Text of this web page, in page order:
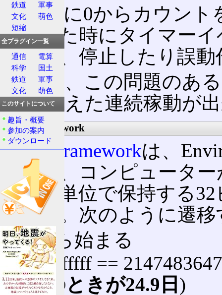
起動後に0からカウン
が過ぎた時にタイマー
テムは、停止したり誤
従って、この問題のあ
間)を超えた連続稼動が
.NET Framework
.NET Frameworkは、
という、コンピュータ
ミリ秒単位で保持する
ている。次のように遷移
0 から始まる
0x7fffffff ==
(このときが24.9日 )
鉄道
軍事
文化
萌色
短縮
全プラグイン一覧
通信
電算
科学
国土
鉄道
軍事
文化
萌色
このサイトについて
趣旨・概要
参加の案内
ダウンロード